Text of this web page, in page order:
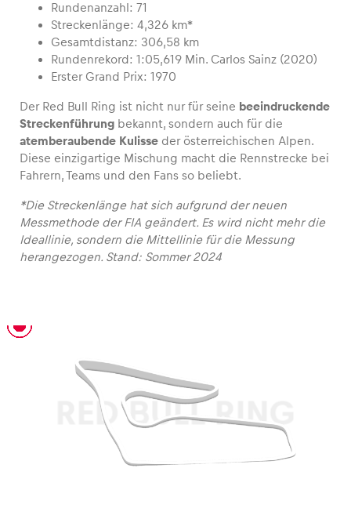
Business
Glossar
Alle anzeigen
Rundenanzahl: 71
Streckenlänge: 4,326 km*
Gesamtdistanz: 306,58 km
Rundenrekord: 1:05,619 Min. Carlos Sainz (2020)
Erster Grand Prix: 1970
Der Red Bull Ring ist nicht nur für seine beeindruckende
Streckenführung bekannt, sondern auch für die
atemberaubende Kulisse der österreichischen Alpen.
Diese einzigartige Mischung macht die Rennstrecke bei
Fahrern, Teams und den Fans so beliebt.
*Die Streckenlänge hat sich aufgrund der neuen
Messmethode der FIA geändert. Es wird nicht mehr die
Ideallinie, sondern die Mittellinie für die Messung
herangezogen. Stand: Sommer 2024
RED BULL RING
Allgemeine Infos
T1 – Niki Lauda Kurve
T2 – Münzer Kurve
T3 – Interwetten Kurve
T4 – Rauch Kurve
T5
T6
T7 – Graz Kurve
T8
T9 – Jochen Rindt Kurve
T10